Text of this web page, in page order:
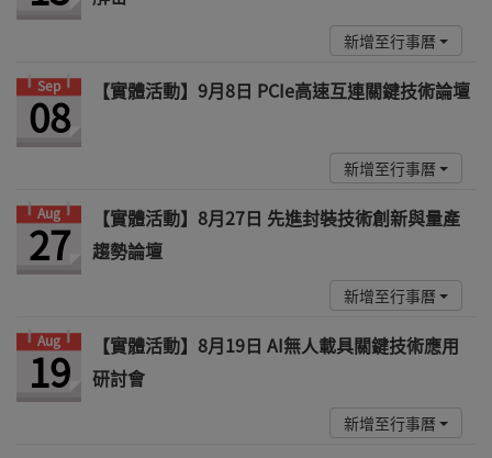
新增至行事曆
Sep
08 【實體活動】9月8日 PCIe高速互連關鍵技術論壇
新增至行事曆
Aug
27
【實體活動】8月27日 先進封裝技術創新與量產
趨勢論壇
新增至行事曆
Aug
19
【實體活動】8月19日 AI無人載具關鍵技術應用
研討會
新增至行事曆